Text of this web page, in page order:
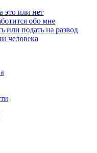
это или нет
обо мне
или подать на развод
человека